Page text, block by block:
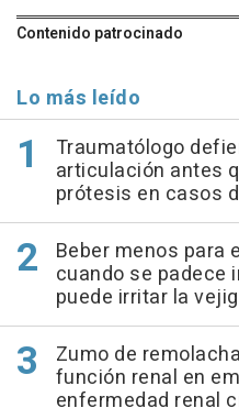
Contenido patrocinado
Lo más leído
Traumatólogo
articulación antes
prótesis en casos
Beber menos para
cuando se padece
puede irritar la
Zumo de
función renal en
enfermedad renal